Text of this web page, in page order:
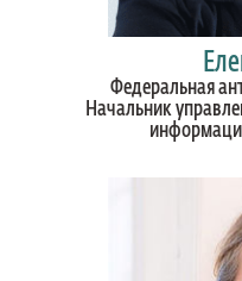
Федеральная
Начальник